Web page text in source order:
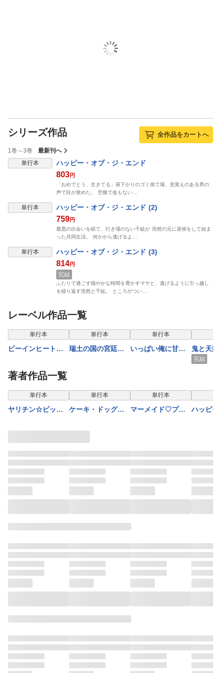
シリーズ作品 全作品をカートへ
1巻～3巻 最新刊へ
表示制限中
単行本 ハッピー・オブ・ジ・エンド
803円
「おめでとう、生きてる」昼下がりのゴミ捨て場、見覚えのある男の
声で目が覚めた。 空腹で金もない…
表示制限中
単行本 ハッピー・オブ・ジ・エンド (2)
759円
最悪の出会いを経て、行き場のない千紘が 浩然の元に居候をして始ま
った共同生活。 何かから逃げるよ…
表示制限中
単行本 ハッピー・オブ・ジ・エンド (3)
814円
完結
ふたりで過ごす穏やかな時間を脅かすマヤと、逃げるように引っ越し
を繰り返す浩然と千紘。 ところがつい…
レーベル作品一覧
表示制限中
単行本
ビーインヒートラ
定特典付き】
表示制限中
単行本
瑞土の国の宮廷魔
表示制限中
単行本
いっぱい俺に甘え
表示
鬼と天
限定特
完結
著者作品一覧
表示制限中
単行本
ヤリチン☆ビッチ
おまけ付き】
表示制限中
単行本
ケーキ・ドッグ・
限定おまけ付】
表示制限中
単行本
マーメイド♡プリ
表示
ハッピー